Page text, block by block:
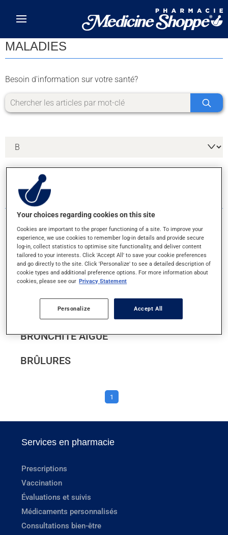
MALADIES
Besoin d'information sur votre santé?
6 RÉSULTATS POUR LA LETTRE B
BALANITE
BÉGAIEMENT
BOULIMIE
BRONCHIOLITE
BRONCHITE AIGUË
BRÛLURES
1
Services en pharmacie
Prescriptions
Vaccination
Évaluations et suivis
Médicaments personnalisés
Consultations bien-être
Your choices regarding cookies on this site
Cookies are important to the proper functioning of a site. To improve your
experience, we use cookies to remember log-in details and provide secure
log-in, collect statistics to optimise site functionality, and deliver content
tailored to your interests. Click 'Accept All' to save your cookie preferences
and go directly to the site. Click 'Personalize' to see a detailed description of
cookie types and additional preference options. For more information about
cookies, please see our Privacy Statement
Personalize Accept All